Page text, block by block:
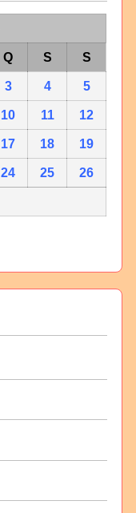
Q S S
3 4 5
10 11 12
17 18 19
24 25 26